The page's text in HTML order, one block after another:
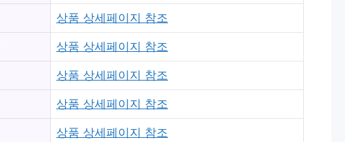
상품 상세페이지 참조
상품 상세페이지 참조
상품 상세페이지 참조
상품 상세페이지 참조
상품 상세페이지 참조